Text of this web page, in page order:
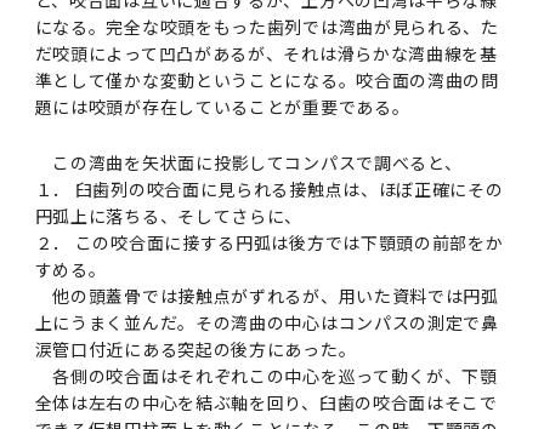
企業活動と医療機関等の透明性ガイドライン
2013年 （PDF：6.4MB）
2017年度
2016年度
2015年度
2014年度
2013年度
2012年度
卒業時大学評価アンケート
科目評価（旧 科目別アンケート）
教学IR 業績・活動
アクティブラーニング教室・情報検索室
イマキク
情報システムポータル
お茶の水医学雑誌
になる。完全な咬頭をもった歯列では湾曲が見られる、た
だ咬頭によって凹凸があるが、それは滑らかな湾曲線を基
準として僅かな変動ということになる。咬合面の湾曲の問
題には咬頭が存在していることが重要である。
この湾曲を矢状面に投影してコンパスで調べると、
１． 臼歯列の咬合面に見られる接触点は、ほぼ正確にその
円弧上に落ちる、そしてさらに、
２． この咬合面に接する円弧は後方では下顎頭の前部をか
すめる。
他の頭蓋骨では接触点がずれるが、用いた資料では円弧
上にうまく並んだ。その湾曲の中心はコンパスの測定で鼻
涙管口付近にある突起の後方にあった。
各側の咬合面はそれぞれこの中心を巡って動くが、下顎
全体は左右の中心を結ぶ軸を回り、臼歯の咬合面はそこで